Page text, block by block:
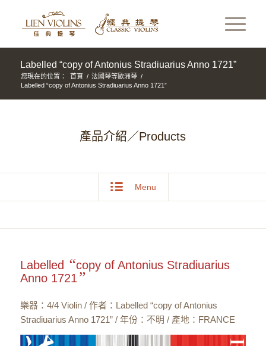
Labelled “copy of Antonius Stradiuarius Anno 1721”
您現在的位置： 首頁 / 法國琴等歐洲琴 /
Labelled “copy of Antonius Stradiuarius Anno 1721”
產品介紹／Products
Menu
Labelled “copy of Antonius Stradiuarius
Anno 1721”
樂器：4/4 Violin / 作者：Labelled “copy of Antonius
Stradiuarius Anno 1721” / 年份：不明 / 產地：FRANCE